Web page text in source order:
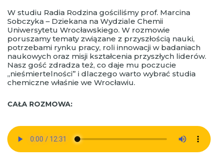
W studiu Radia Rodzina gościliśmy prof. Marcina
Sobczyka – Dziekana na Wydziale Chemii
Uniwersytetu Wrocławskiego. W rozmowie
poruszamy tematy związane z przyszłością nauki,
potrzebami rynku pracy, roli innowacji w badaniach
naukowych oraz misji kształcenia przyszłych liderów.
Nasz gość zdradza też, co daje mu poczucie
„nieśmiertelności” i dlaczego warto wybrać studia
chemiczne właśnie we Wrocławiu.
CAŁA ROZMOWA: